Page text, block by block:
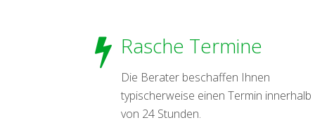
Rasche Termine
Die Berater beschaffen Ihnen
typischerweise einen Termin innerhalb
von 24 Stunden.